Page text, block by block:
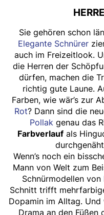
Sie gehören schon
Elegante Schnürer
auch im Freizeitlook.
die Herren der
dürfen, machen die
richtig gute Laune.
Farben, wie wär’s zur
Rot? Dann sind die
Pollak genau das
Farbverlauf als
Wenn’s noch ein
Mann von Welt zum
Schnürmodellen von
Schnitt trifft
Dopamin im Alltag.
Drama an den